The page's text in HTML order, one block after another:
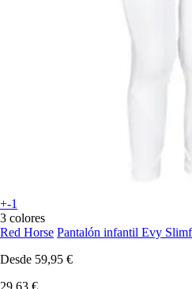
+-1
3 colores
Red Horse Pantalón infantil Evy
Desde 59,95 €
29,63 €